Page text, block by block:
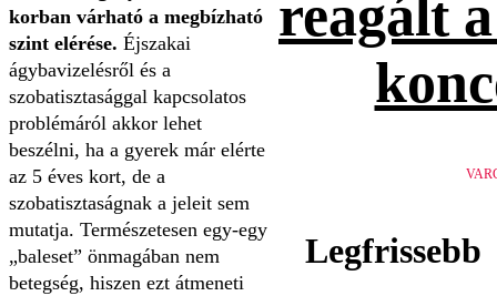
korban várható a megbízható
szint elérése. Éjszakai
ágybavizelésről és a
szobatisztasággal kapcsolatos
problémáról akkor lehet
beszélni, ha a gyerek már elérte
az 5 éves kort, de a
szobatisztaságnak a jeleit sem
mutatja. Természetesen egy-egy
„baleset” önmagában nem
betegség, hiszen ezt átmeneti
reagált
Legfrissebb